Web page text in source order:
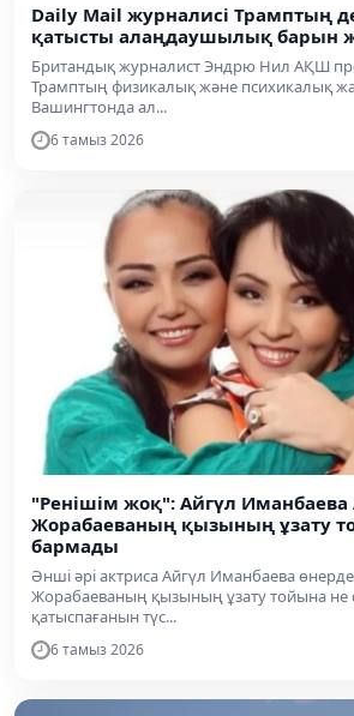
Daily Mail журналисі Трамптың
қатысты алаңдаушылық барын
Британдық журналист Эндрю Нил АҚШ
Трамптың физикалық және психикалық
Вашингтонда ал...
6 тамыз 2026
"Ренішім жоқ": Айгүл
Жорабаеваның қызының ұзату
бармады
Әнші әрі актриса Айгүл Иманбаева
Жорабаеваның қызының ұзату тойына не
қатыспағанын түс...
6 тамыз 2026